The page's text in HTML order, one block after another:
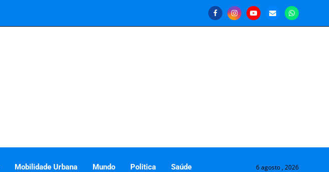
Mobilidade Urbana Mundo Politica Saúde 6 agosto , 2026